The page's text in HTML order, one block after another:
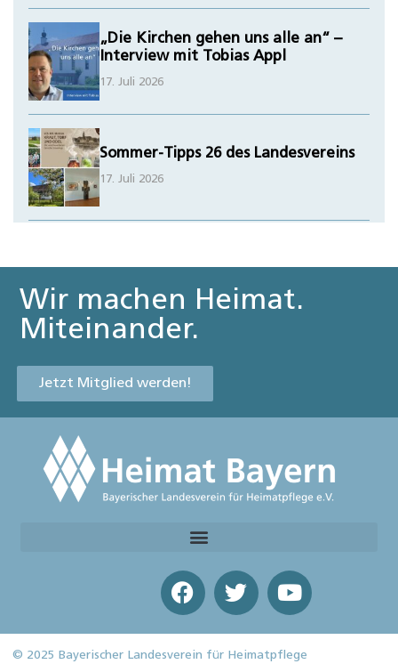
„Die Kirchen gehen uns alle an“ –
Interview mit Tobias Appl
17. Juli 2026
Sommer-Tipps 26 des Landesvereins
17. Juli 2026
Wir machen Heimat.
Miteinander.
Jetzt Mitglied werden!
© 2025 Bayerischer Landesverein für Heimatpflege